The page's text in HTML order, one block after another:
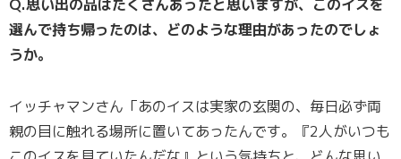
Q.思い出の品はたくさんあったと思いますが、このイスを
選んで持ち帰ったのは、どのような理由があったのでしょ
うか。
イッチャマンさん「あのイスは実家の玄関の、毎日必ず両
親の目に触れる場所に置いてあったんです。『2人がいつも